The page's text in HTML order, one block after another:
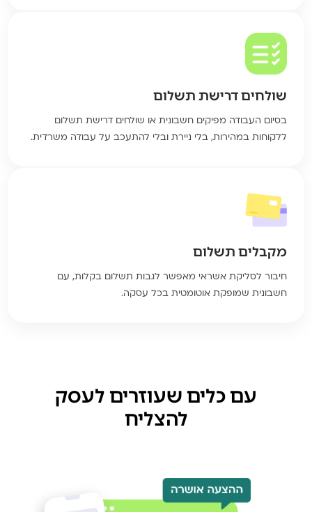
שולחים דרישת תשלום
בסיום העבודה מפיקים חשבונית או שולחים דרישת תשלום
ללקוחות במהירות, בלי ניירת ובלי להתעכב על עבודה משרדית.
מקבלים תשלום
חיבור לסליקת אשראי מאפשר לגבות תשלום בקלות, עם
חשבונית שמופקת אוטומטית בכל עסקה.
עם כלים שעוזרים לעסק
להצליח